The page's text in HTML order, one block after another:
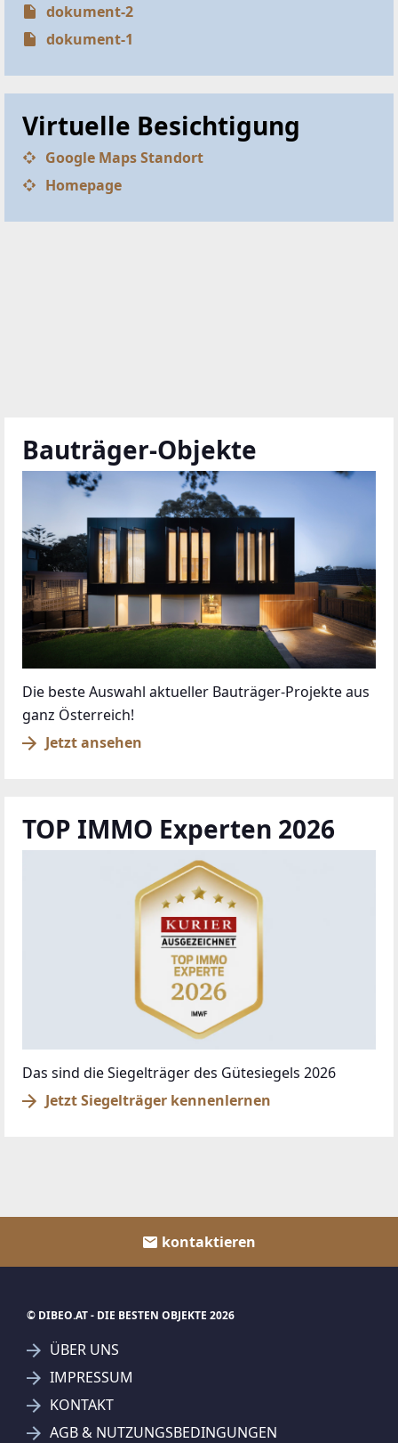
dokument-2
dokument-1
Virtuelle Besichtigung
Google Maps Standort
Homepage
Bauträger-Objekte
Die beste Auswahl aktueller Bauträger-Projekte aus
ganz Österreich!
Jetzt ansehen
TOP IMMO Experten 2026
Das sind die Siegelträger des Gütesiegels 2026
Jetzt Siegelträger kennenlernen
kontaktieren
© DIBEO.AT - DIE BESTEN OBJEKTE 2026
ÜBER UNS
IMPRESSUM
KONTAKT
AGB & NUTZUNGSBEDINGUNGEN